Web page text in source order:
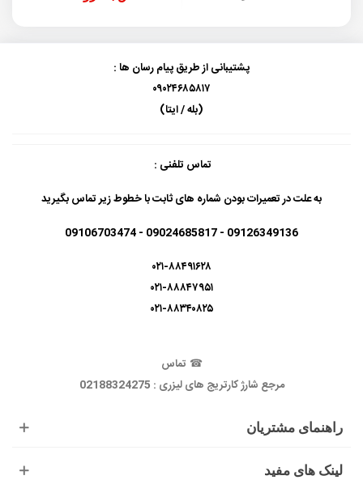
راهنمای مشتریان
لینک های مفید
پشتیبانی از طریق پیام رسان ها :
۰۹۰۲۴۶۸۵۸۱۷
(بله / ایتا)
تماس تلفنی :
به علت در تعمیرات بودن شماره های ثابت با خطوط زیر تماس بگیرید
09126349136 - 09024685817 - 09106703474
۰۲۱-۸۸۴۹۱۶۲۸
۰۲۱-۸۸۸۴۷۹۵۱
۰۲۱-۸۸۳۴۰۸۲۵
☎ تماس
مرجع شارژ کارتریج های لیزری : 02188324275